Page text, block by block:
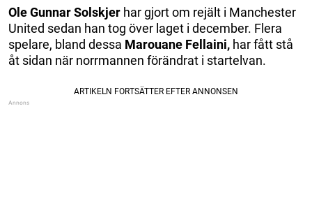
Ole Gunnar Solskjer har gjort om rejält i Manchester
United sedan han tog över laget i december. Flera
spelare, bland dessa Marouane Fellaini, har fått stå
åt sidan när norrmannen förändrat i startelvan.